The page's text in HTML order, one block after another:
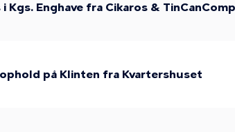
Enghave fra Cikaros &
på Klinten fra Kvartershuset